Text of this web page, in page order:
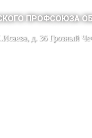
ПРОФСОЮЗА
д. 36 Грозный